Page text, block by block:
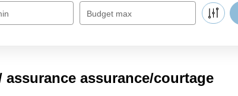
Budget max
assurance/courtage